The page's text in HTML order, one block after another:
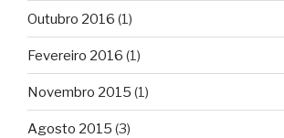
Outubro 2016 (1)
Fevereiro 2016 (1)
Novembro 2015 (1)
Agosto 2015 (3)